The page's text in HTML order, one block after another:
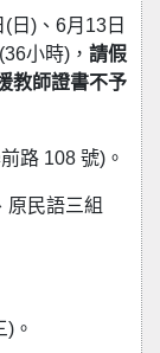
日)、6月13日
小時)， 請假
教師證書不予
路 108 號)。
原民語三組
。